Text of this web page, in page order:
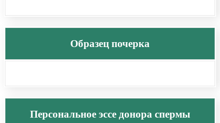
Образец почерка
Персональное эссе донора спермы